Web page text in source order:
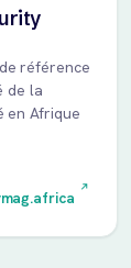
référence
de la
en Afrique